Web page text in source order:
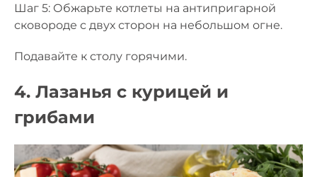
Шаг 5: Обжарьте котлеты на антипригарной
сковороде с двух сторон на небольшом огне.
Подавайте к столу горячими.
4. Лазанья с курицей и
грибами